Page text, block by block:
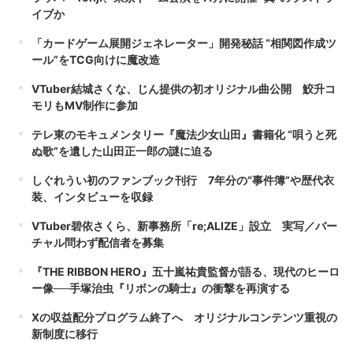
イブか
「カードゲーム展開ジェネレーター」開発秘話 “相関図作成ツ
ール”をTCG向けに魔改造
VTuber結城さくな、じん提供の初オリジナル曲公開 鮫升コ
モリもMV制作に参加
テレ東のモキュメンタリー『魔法少女山田』書籍化 “唄うと死
ぬ歌”を遺した山田正一郎の謎に迫る
しぐれうい初のファンブック刊行 7年分の“事件簿”や歴代衣
装、インタビューを収録
VTuber碧依さくら、新事務所「re;ALIZE」設立 実写／バー
チャル問わず配信者を募集
『THE RIBBON HERO』五十嵐祐貴監督が語る、現代のヒーロ
ー像──手塚治虫『リボンの騎士』の衝撃を再演する
Xの収益配分プログラム終了へ オリジナルコンテンツ重視の
新制度に移行